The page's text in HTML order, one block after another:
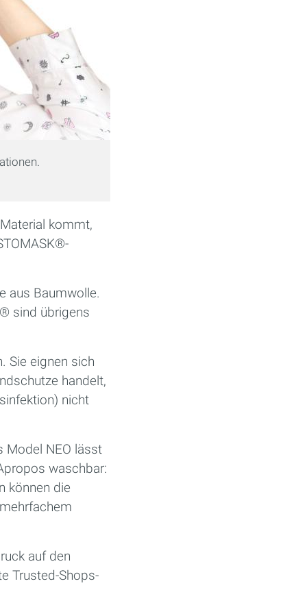
kommt,
aus Baumwolle.
sind übrigens
Sie eignen sich
handelt,
nicht
Model NEO lässt
waschbar:
können die
auf den
Trusted-Shops-